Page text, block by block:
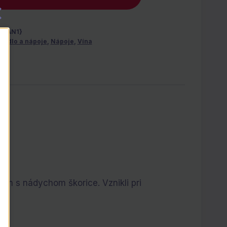
Jedlo a nápoje, Nápoje, Vína
s nádychom škorice. Vznikli pri